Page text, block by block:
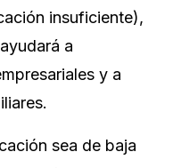
insuficiente),
a
y a
sea de baja